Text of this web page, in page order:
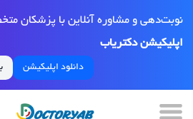
نوبت‌دهی و مشاوره آنلاین با پزشکان
اپلیکیشن دکتریاب
دانلود اپلیکیشن